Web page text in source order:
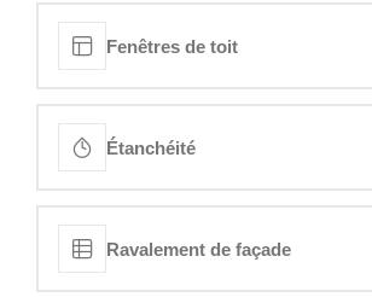
Fenêtres de toit
Étanchéité
Ravalement de façade